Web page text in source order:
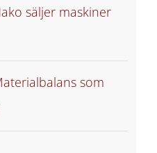
säljer maskiner
som